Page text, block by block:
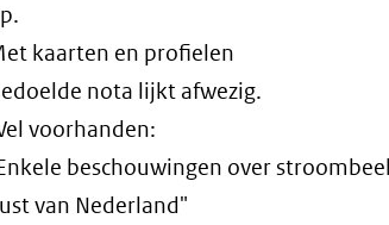
kaarten en profielen
nota lijkt afwezig.
voorhanden:
beschouwingen over
van Nederland"